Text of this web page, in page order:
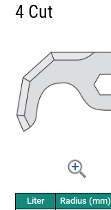
4 Cut
Liter Radius (mm)